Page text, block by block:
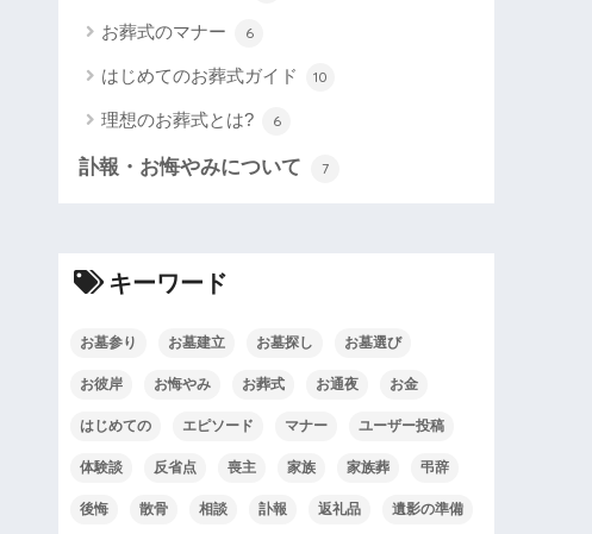
お葬式のマナー 6
はじめてのお葬式ガイド 10
理想のお葬式とは? 6
訃報・お悔やみについて 7
キーワード
お墓参り お墓建立 お墓探し お墓選び
お彼岸 お悔やみ お葬式 お通夜 お金
はじめての エピソード マナー ユーザー投稿
体験談 反省点 喪主 家族 家族葬 弔辞
後悔 散骨 相談 訃報 返礼品 遺影の準備